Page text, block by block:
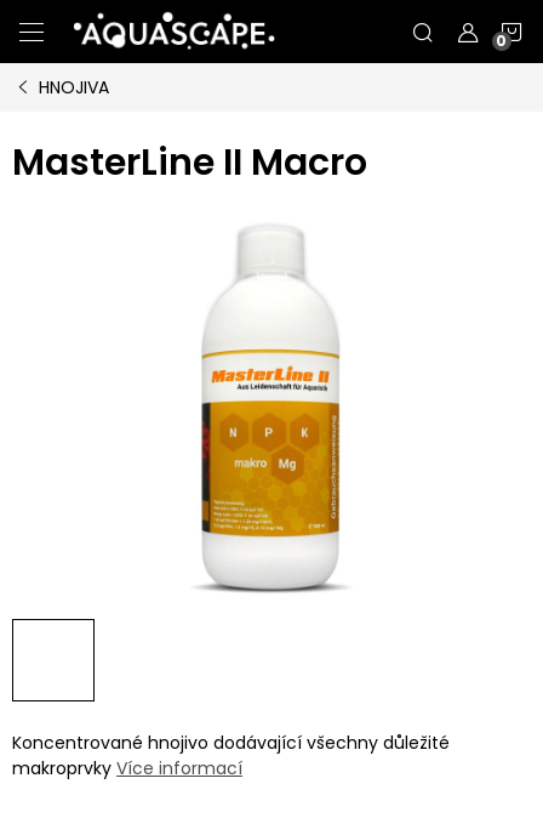
na
obsah
HNOJIVA
MasterLine II Macro
Koncentrované hnojivo dodávající všechny důležité
makroprvky Více informací